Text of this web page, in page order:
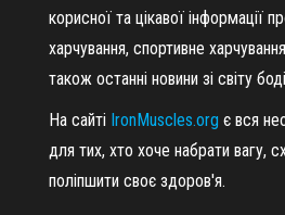
корисної та цікавої інформації
харчування, спортивне
також останні новини зі світу
На сайті IronMuscles.org є вся
для тих, хто хоче набрати вагу,
поліпшити своє здоров'я.